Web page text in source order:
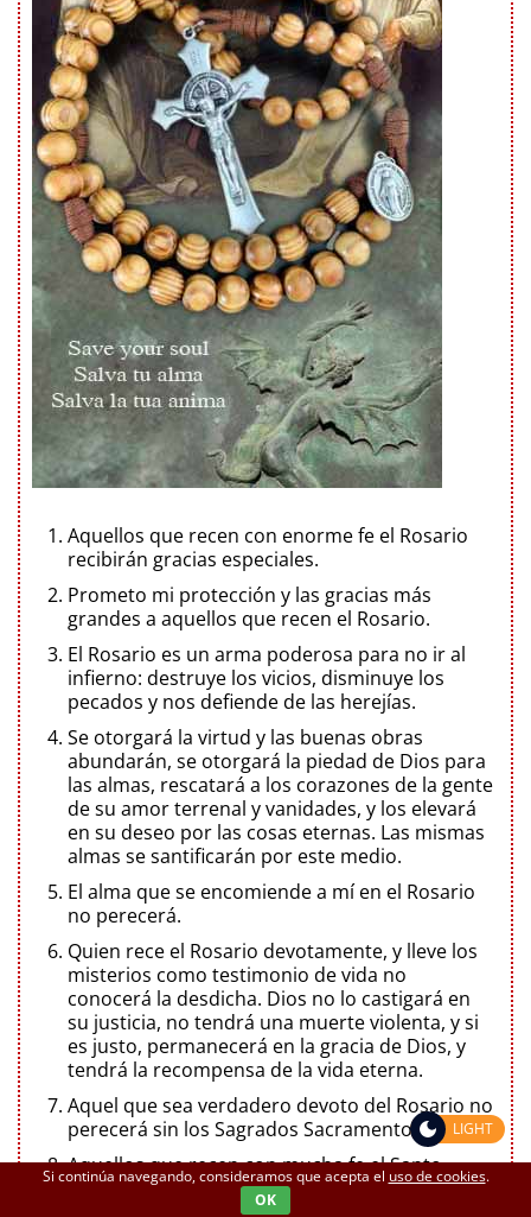
Aquellos que recen con enorme fe el Rosario
recibirán gracias especiales.
Prometo mi protección y las gracias más
grandes a aquellos que recen el Rosario.
El Rosario es un arma poderosa para no ir al
infierno: destruye los vicios, disminuye los
pecados y nos defiende de las herejías.
Se otorgará la virtud y las buenas obras
abundarán, se otorgará la piedad de Dios para
las almas, rescatará a los corazones de la gente
de su amor terrenal y vanidades, y los elevará
en su deseo por las cosas eternas. Las mismas
almas se santificarán por este medio.
El alma que se encomiende a mí en el Rosario
no perecerá.
Quien rece el Rosario devotamente, y lleve los
misterios como testimonio de vida no
conocerá la desdicha. Dios no lo castigará en
su justicia, no tendrá una muerte violenta, y si
es justo, permanecerá en la gracia de Dios, y
tendrá la recompensa de la vida eterna.
Aquel que sea verdadero devoto del Rosario no
perecerá sin los Sagrados Sacramentos.
Aquellos que recen con mucha fe el Santo
Rosario en vida y en la hora de su muerte
Si continúa navegando, consideramos que acepta el uso de cookies.
OK
LIGHT